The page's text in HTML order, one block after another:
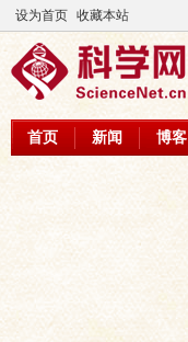
设为首页 收藏本站
首页 新闻 博客